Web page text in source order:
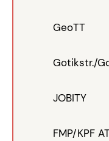
GeoTT
Gotikstr./
JOBITY
FMP/KPF